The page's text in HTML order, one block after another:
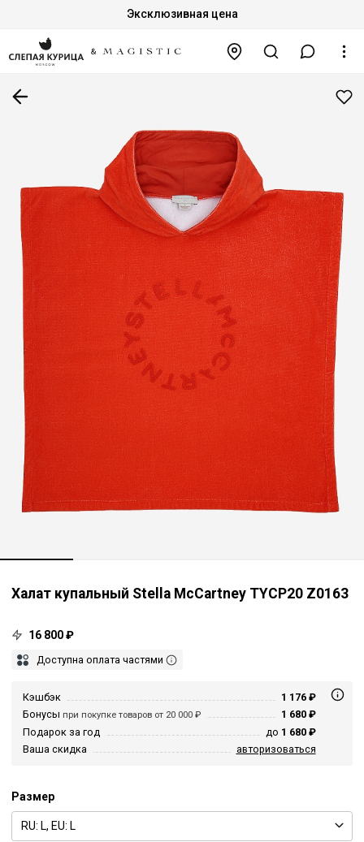
Эксклюзивная цена
Халат купальный Stella McCartney TYCP20 Z0163
16 800 ₽
Доступна оплата частями
Кэшбэк
1 176 ₽
Бонусы при покупке товаров от 20 000 ₽
1 680 ₽
Подарок за год
до 1 680 ₽
Ваша скидка
авторизоваться
Размер
RU: L, EU: L